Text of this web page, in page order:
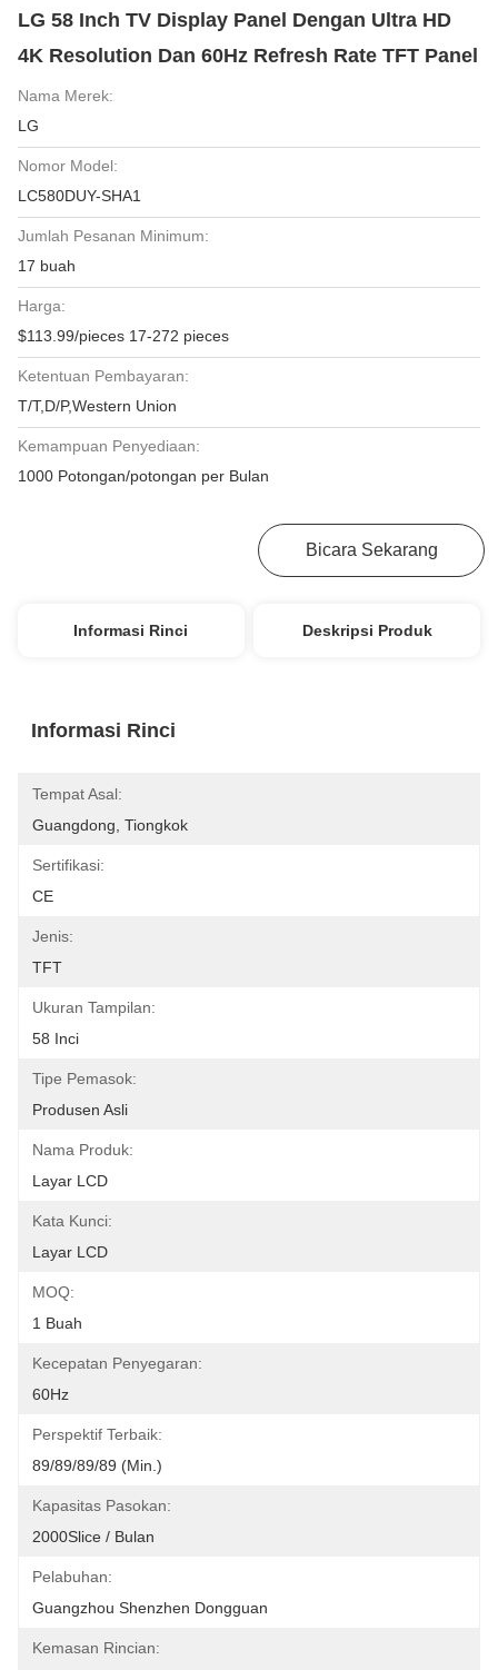
LG 58 Inch TV Display Panel Dengan Ultra HD
4K Resolution Dan 60Hz Refresh Rate TFT Panel
Nama Merek:
LG
Nomor Model:
LC580DUY-SHA1
Jumlah Pesanan Minimum:
17 buah
Harga:
$113.99/pieces 17-272 pieces
Ketentuan Pembayaran:
T/T,D/P,Western Union
Kemampuan Penyediaan:
1000 Potongan/potongan per Bulan
Bicara Sekarang
Informasi Rinci Deskripsi Produk
Informasi Rinci
Tempat Asal:
Guangdong, Tiongkok
Sertifikasi:
CE
Jenis:
TFT
Ukuran Tampilan:
58 Inci
Tipe Pemasok:
Produsen Asli
Nama Produk:
Layar LCD
Kata Kunci:
Layar LCD
MOQ:
1 Buah
Kecepatan Penyegaran:
60Hz
Perspektif Terbaik:
89/89/89/89 (min.)
Kapasitas Pasokan:
2000Slice / Bulan
Pelabuhan:
Guangzhou Shenzhen Dongguan
Kemasan Rincian: